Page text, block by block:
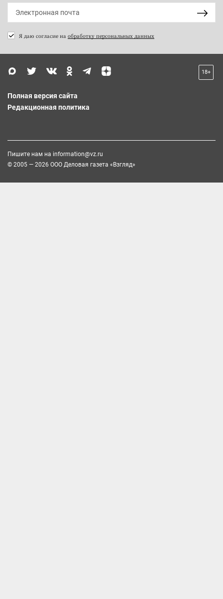
Я даю согласие на обработку персональных данных
18+
Полная версия сайта
Редакционная политика
Пишите нам на information@vz.ru
© 2005 — 2026 ООО Деловая газета «Взгляд»